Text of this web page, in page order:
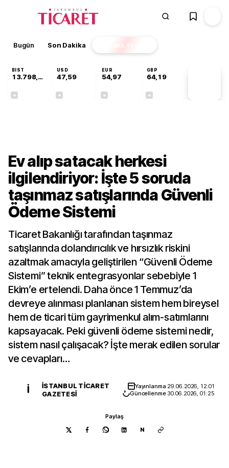
Bugün Son Dakika Finans EKSTRA
BIST
13.798,82
USD
47,59
EUR
54,97
GBP
64,19
Ev alıp satacak herkesi
ilgilendiriyor: İşte 5 soruda
taşınmaz satışlarında Güvenli
Ödeme Sistemi
Ticaret Bakanlığı tarafından taşınmaz
satışlarında dolandırıcılık ve hırsızlık riskini
azaltmak amacıyla geliştirilen “Güvenli Ödeme
Sistemi” teknik entegrasyonlar sebebiyle 1
Ekim’e ertelendi. Daha önce 1 Temmuz’da
devreye alınması planlanan sistem hem bireysel
hem de ticari tüm gayrimenkul alım-satımlarını
kapsayacak. Peki güvenli ödeme sistemi nedir,
sistem nasıl çalışacak? İşte merak edilen sorular
ve cevapları…
İ
İSTANBUL TICARET
GAZETESI
Yayınlanma 29.06.2026, 12:01
Güncellenme 30.06.2026, 01:25
Paylaş
N